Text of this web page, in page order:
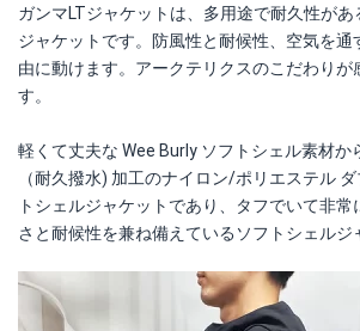
ガンマLTジャケットは、多用途で耐久性が
ジャケットです。防風性と耐候性、空気を通
由に動けます。アークテリクスのこだわりが
す。
軽くて丈夫な Wee Burly ソフトシェル素材か
（耐久撥水) 加工のナイロン/ポリエステル
トシェルジャケットであり、タフでいて非
さと耐候性を兼ね備えているソフトシェルジ